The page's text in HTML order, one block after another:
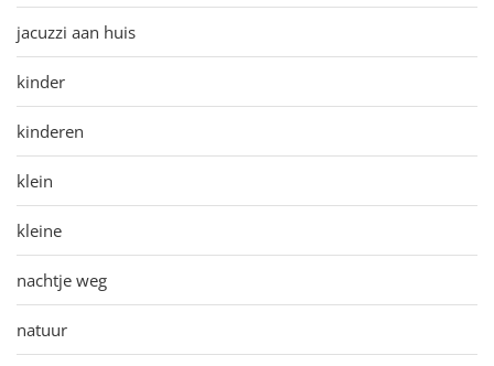
jacuzzi aan huis
kinder
kinderen
klein
kleine
nachtje weg
natuur